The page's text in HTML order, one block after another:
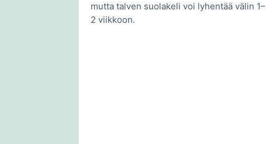
mutta talven suolakeli voi lyhentää välin 1–
2 viikkoon.